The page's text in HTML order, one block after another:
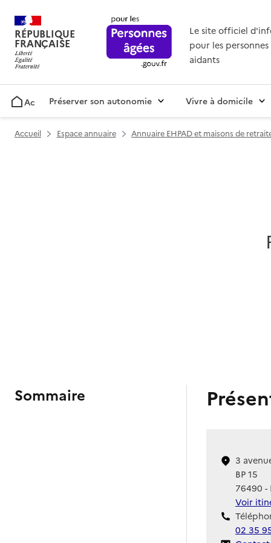
RÉPUBLIQUE
FRANÇAISE
Le site officiel
pour les personnes
aidants
AccueilPréserver son autonomie Vivre à domicile
Accueil Espace annuaire Annuaire EHPAD et maisons de
Sommaire
3
BP 15
76490 -
Voir
02 35